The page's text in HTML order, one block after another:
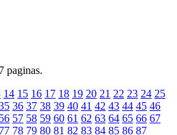
paginas.
14 15 16 17 18 19 20 21 22 23 24 25
36 37 38 39 40 41 42 43 44 45 46
56 57 58 59 60 61 62 63 64 65 66 67
77 78 79 80 81 82 83 84 85 86 87